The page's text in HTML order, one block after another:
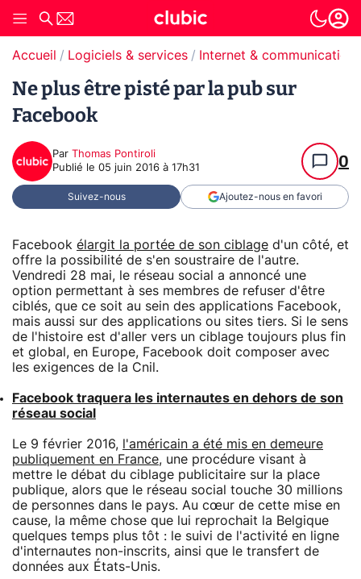
Accueil Logiciels & services Internet & communication
Ne plus être pisté par la pub sur
Facebook
Par Thomas Pontiroli
Publié le 05 juin 2016 à 17h31 0
Suivez-nous Ajoutez-nous en favori
Facebook élargit la portée de son ciblage d'un côté, et
offre la possibilité de s'en soustraire de l'autre.
Vendredi 28 mai, le réseau social a annoncé une
option permettant à ses membres de refuser d'être
ciblés, que ce soit au sein des applications Facebook,
mais aussi sur des applications ou sites tiers. Si le sens
de l'histoire est d'aller vers un ciblage toujours plus fin
et global, en Europe, Facebook doit composer avec
les exigences de la Cnil.
Facebook traquera les internautes en dehors de son
réseau social
Le 9 février 2016,
l'américain a été mis en demeure
publiquement en France, une procédure visant à
mettre le débat du ciblage publicitaire sur la place
publique, alors que le réseau social touche 30 millions
de personnes dans le pays. Au cœur de cette mise en
cause, la même chose que lui reprochait la Belgique
quelques temps plus tôt : le suivi de l'activité en ligne
d'internautes non-inscrits, ainsi que le transfert de
données aux États-Unis.